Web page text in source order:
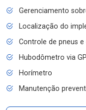
Gerenciamento
Localização do
Controle de pneus
Hubodômetro via
Horímetro
Manutenção